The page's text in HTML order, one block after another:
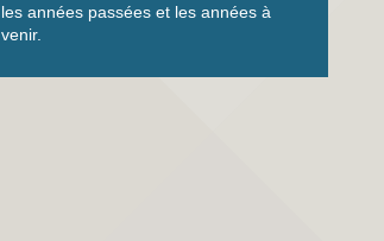
les années passées et les années à
venir.